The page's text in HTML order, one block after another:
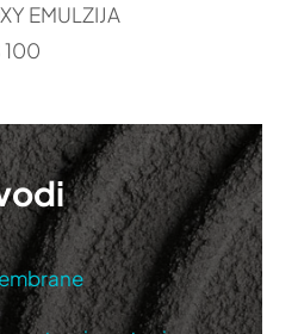
EMULZIJA
100